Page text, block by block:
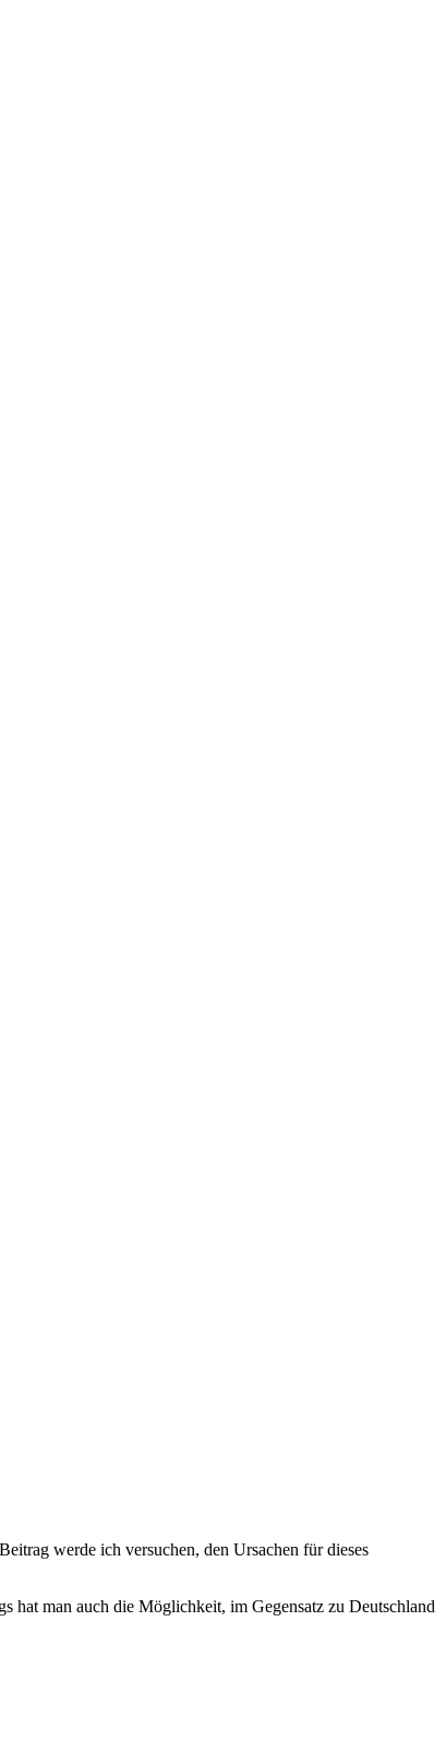
werde ich versuchen, den Ursachen für dieses
hat man auch die Möglichkeit, im Gegensatz zu Deutschland